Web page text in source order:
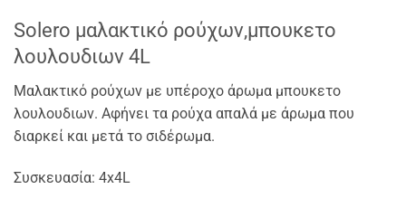
Solero μαλακτικό ρούχων,μπουκετο
λουλουδιων 4L
Μαλακτικό ρούχων με υπέροχο άρωμα μπουκετο
λουλουδιων. Αφήνει τα ρούχα απαλά με άρωμα που
διαρκεί και μετά το σιδέρωμα.
Συσκευασία: 4x4L